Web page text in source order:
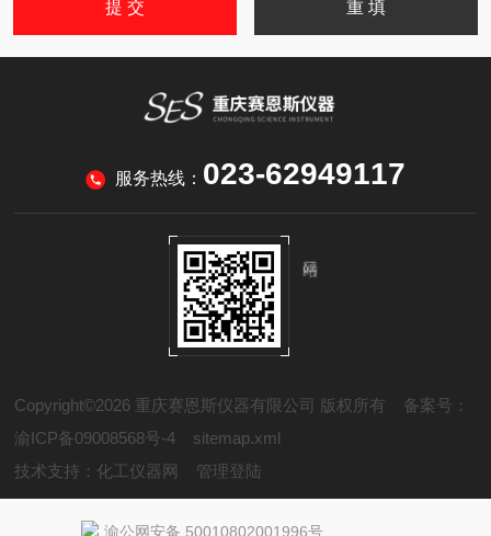
服务热线： 023-62949117
Copyright©2026 重庆赛恩斯仪器有限公司 版权所有 备案号：
渝ICP备09008568号-4
sitemap.xml
技术支持： 化工仪器网 管理登陆
渝公网安备 50010802001996号